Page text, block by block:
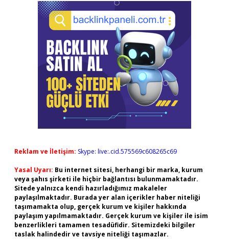
Reklam ve İletişim: Skype: live:.cid.575569c608265c69
Yasal Uyarı: Bu internet sitesi, herhangi bir marka, kurum
veya şahıs şirketi ile hiçbir bağlantısı bulunmamaktadır.
Sitede yalnızca kendi hazırladığımız makaleler
paylaşılmaktadır. Burada yer alan içerikler haber niteliği
taşımamakta olup, gerçek kurum ve kişiler hakkında
paylaşım yapılmamaktadır. Gerçek kurum ve kişiler ile isim
benzerlikleri tamamen tesadüfidir. Sitemizdeki bilgiler
taslak halindedir ve tavsiye niteliği taşımazlar.